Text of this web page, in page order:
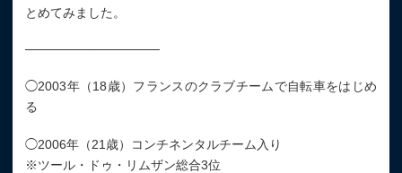
とめてみました。
───────────────
◯2003年（18歳）フランスのクラブチームで自転車をはじめ
る
◯2006年（21歳）コンチネンタルチーム入り
※ツール・ドゥ・リムザン総合3位